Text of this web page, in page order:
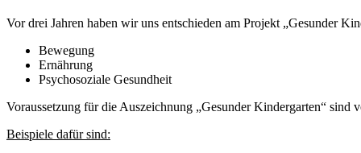
Vor drei Jahren haben wir uns entschieden am Projekt „Gesunder
Bewegung
Ernährung
Psychosoziale Gesundheit
Voraussetzung für die Auszeichnung „Gesunder Kindergarten“ sind
Beispiele dafür sind: